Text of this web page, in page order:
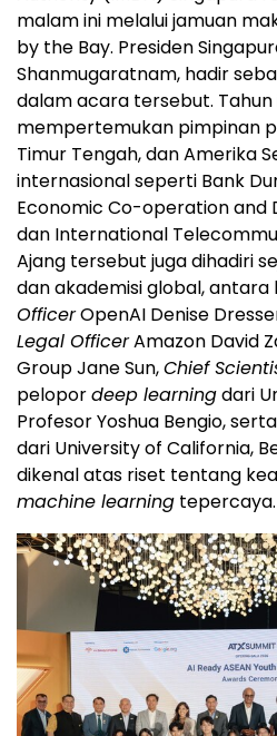
malam ini melalui jamuan
by the Bay. Presiden
Shanmugaratnam, hadir
dalam acara tersebut. Tahun
mempertemukan pimpinan
Timur Tengah, dan Amerika
internasional seperti Bank
Economic Co-operation and
dan International
Ajang tersebut juga dihadiri
dan akademisi global, antara
OfficerOpenAI Denise
Legal OfficerAmazon David
Group Jane Sun,Chief
pelopordeep learningdari
Profesor Yoshua Bengio,
dari University of California,
dikenal atas riset tentang
machine learning tepercaya.